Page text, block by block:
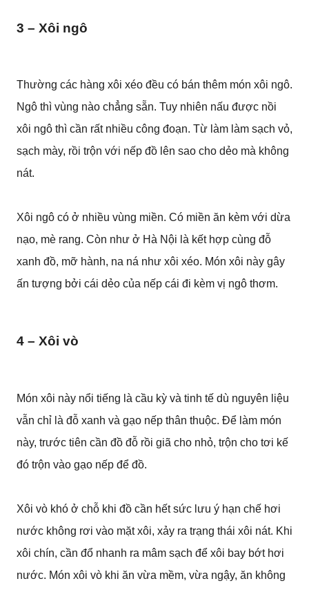
3 – Xôi ngô
Thường các hàng xôi xéo đều có bán thêm món xôi ngô.
Ngô thì vùng nào chẳng sẵn. Tuy nhiên nấu được nồi
xôi ngô thì cần rất nhiều công đoạn. Từ làm làm sạch vỏ,
sạch mày, rồi trộn với nếp đồ lên sao cho dẻo mà không
nát.
Xôi ngô có ở nhiều vùng miền. Có miền ăn kèm với dừa
nạo, mè rang. Còn như ở Hà Nội là kết hợp cùng đỗ
xanh đồ, mỡ hành, na ná như xôi xéo. Món xôi này gây
ấn tượng bởi cái dẻo của nếp cái đi kèm vị ngô thơm.
4 – Xôi vò
Món xôi này nổi tiếng là cầu kỳ và tinh tế dù nguyên liệu
vẫn chỉ là đỗ xanh và gạo nếp thân thuộc. Để làm món
này, trước tiên cần đồ đỗ rồi giã cho nhỏ, trộn cho tơi kế
đó trộn vào gạo nếp để đồ.
Xôi vò khó ở chỗ khi đồ cần hết sức lưu ý hạn chế hơi
nước không rơi vào mặt xôi, xảy ra trạng thái xôi nát. Khi
xôi chín, cần đổ nhanh ra mâm sạch để xôi bay bớt hơi
nước. Món xôi vò khi ăn vừa mềm, vừa ngậy, ăn không